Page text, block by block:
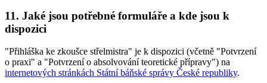
11. Jaké jsou potřebné formuláře a kde jsou k
dispozici
"Přihláška ke zkoušce střelmistra" je k dispozici (včetně "Potvrzení
o praxi" a "Potvrzení o absolvování teoretické přípravy") na
internetových stránkách Státní báňské správy České republiky.